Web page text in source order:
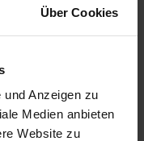
Über Cookies
Anzeigen zu
Medien anbieten
Website zu